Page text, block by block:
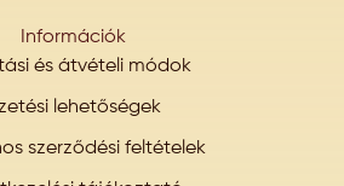
Információk
és átvételi módok
lehetőségek
szerződési feltételek